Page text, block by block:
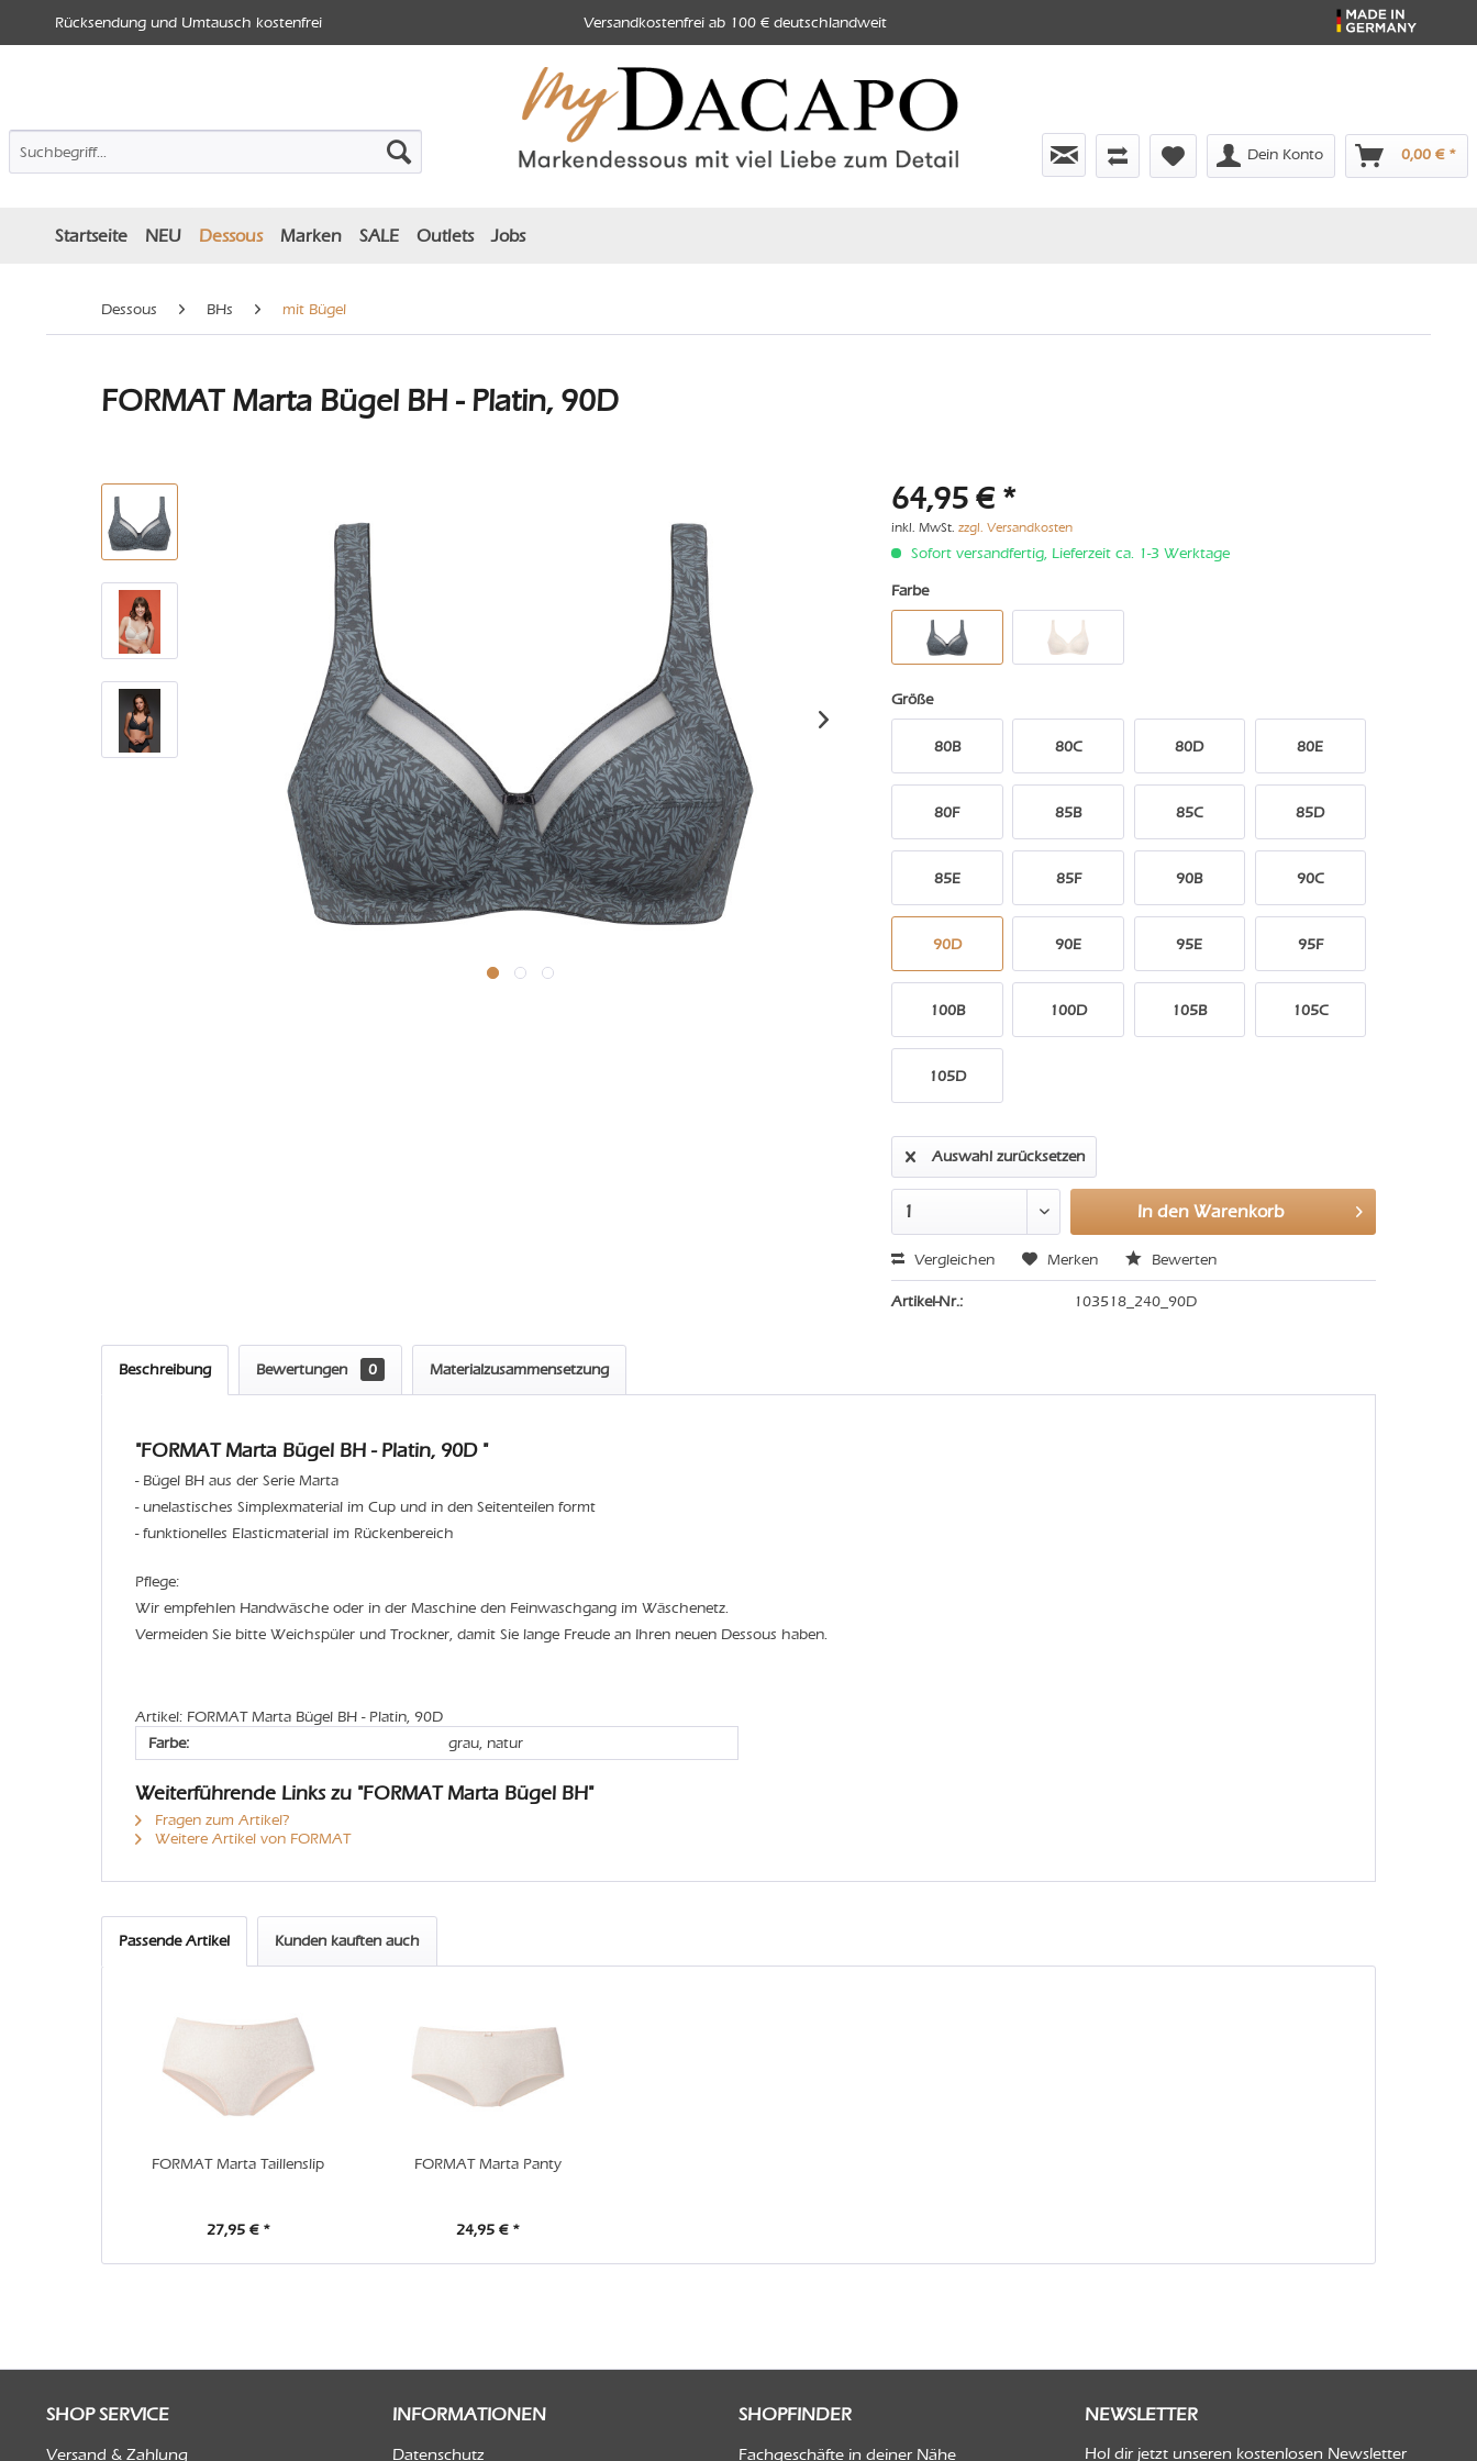
Rücksendung und Umtausch kostenfrei Versandkostenfrei ab 100 € deutschlandweit
Dein Konto 0,00 € *
Startseite NEU Dessous Marken SALE Outlets Jobs
Dessous BHs mit Bügel
FORMAT Marta Bügel BH - Platin, 90D
64,95 € *
inkl. MwSt.zzgl. Versandkosten
Sofort versandfertig, Lieferzeit ca. 1-3 Werktage
Farbe
Größe
80B 80C 80D 80E
80F 85B 85C 85D
85E 85F 90B 90C
90D 90E 95E 95F
100B 100D 105B 105C
105D
Auswahl zurücksetzen
In den Warenkorb
Vergleichen Merken Bewerten
Artikel-Nr.: 103518_240_90D
Beschreibung Bewertungen 0 Materialzusammensetzung
"FORMAT Marta Bügel BH - Platin, 90D "
- Bügel BH aus der Serie Marta
- unelastisches Simplexmaterial im Cup und in den Seitenteilen formt
- funktionelles Elasticmaterial im Rückenbereich
Pflege:
Wir empfehlen Handwäsche oder in der Maschine den Feinwaschgang im Wäschenetz.
Vermeiden Sie bitte Weichspüler und Trockner, damit Sie lange Freude an Ihren neuen Dessous haben.
Artikel: FORMAT Marta Bügel BH - Platin, 90D
Farbe:
grau, natur
Weiterführende Links zu "FORMAT Marta Bügel BH"
Fragen zum Artikel?
Weitere Artikel von FORMAT
Passende Artikel Kunden kauften auch
FORMAT Marta Taillenslip
27,95 € *
FORMAT Marta Panty
24,95 € *
SHOP SERVICE
Versand & Zahlung
INFORMATIONEN
Datenschutz
SHOPFINDER
Fachgeschäfte in deiner Nähe
NEWSLETTER
Hol dir jetzt unseren kostenlosen Newsletter